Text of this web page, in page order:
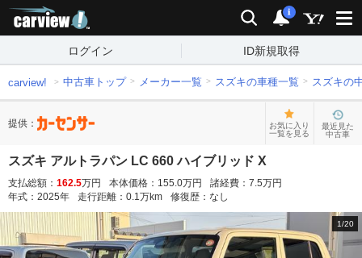
検索 通知
i
ログイン ID新規取得
carview! 中古車トップ メーカー一覧 スズキの車種一覧 スズキの
提供：
お気に入り
一覧を見る
最近見た
中古車
スズキ アルトラパン LC 660 ハイブリッド X
支払総額： 162.5万円 本体価格： 155.0万円 諸経費： 7.5万円
年式： 2025年 走行距離： 0.1万km 修復歴： なし
1/20